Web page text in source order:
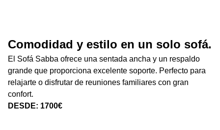
Comodidad y estilo en un solo sofá.
El Sofá Sabba ofrece una sentada ancha y un respaldo
grande que proporciona excelente soporte. Perfecto para
relajarte o disfrutar de reuniones familiares con gran
confort.
DESDE: 1700€